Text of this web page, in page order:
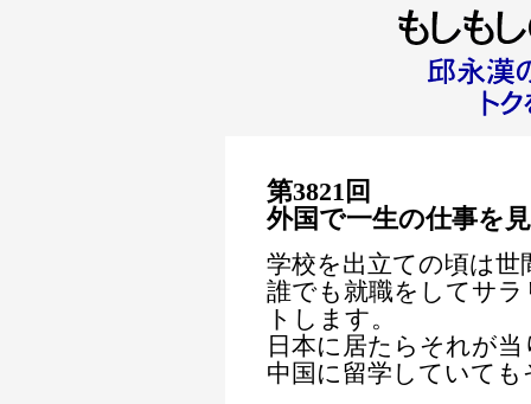
第3821回
外国で一生の仕事を
学校を出立ての頃は
誰でも就職をしてサ
トします。
日本に居たらそれが
中国に留学していて